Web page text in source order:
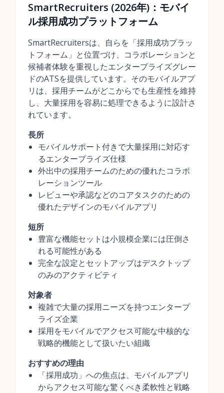
SmartRecruiters (2026年)：モバイ
ル採用成功プラットフォーム
SmartRecruitersは、自らを「採用成功プラッ
トフォーム」と位置づけ、コラボレーションと
候補者体験を重視したエンタープライズグレー
ドのATSを提供しています。そのモバイルアプ
リは、採用チームがどこからでも生産性を維持
し、大量採用を容易に処理できるように設計さ
れています。
長所
モバイルサポート付きで大量採用に対応す
るエンタープライズ仕様
外出中の採用チームのための優れたコラボ
レーションツール
レビューや承認などのコアタスクのための
優れたデザインのモバイルアプリ
短所
豊富な機能セットは小規模企業には圧倒さ
れる可能性がある
完全な設定とセットアップはデスクトップ
のみのアクティビティ
対象者
複雑で大量の採用ニーズを持つエンタープ
ライズ企業
採用をモバイルでアクセス可能な中核的な
戦略的機能として扱いたい組織
おすすめの理由
「採用成功」への焦点は、モバイルアプリ
からアクセス可能な驚くべき柔軟性と戦略